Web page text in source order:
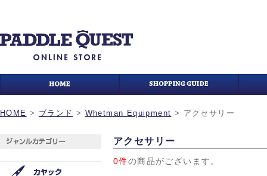
HOME > ブランド > Whetman Equipment > アクセサリー
アクセサリー
0件の商品がございます。